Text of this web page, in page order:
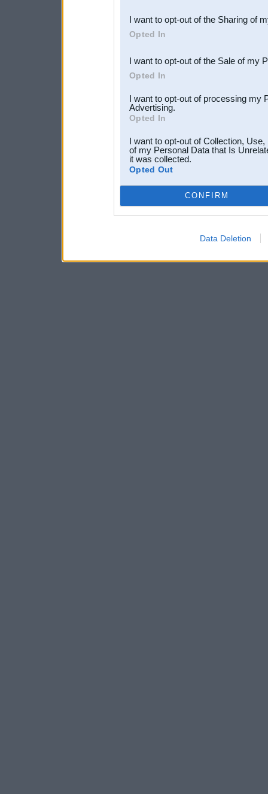
Downstream Participants
third parties.
I want to opt-out of the Sharing of
Opted In
I want to opt-out of the Sale of my
Opted In
I want to opt-out of processing my
Advertising.
Opted In
I want to opt-out of Collection,
of my Personal Data that Is
it was collected.
Opted Out
CONFIRM
Data Deletion